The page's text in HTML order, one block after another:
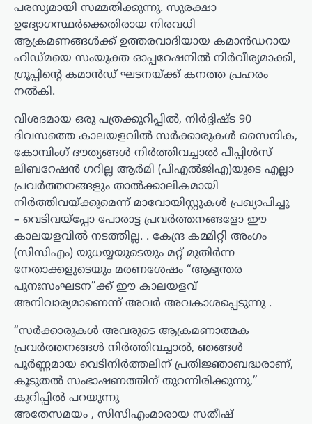
പരസ്യമായി സമ്മതിക്കുന്നു. സുരക്ഷാ
ഉദ്യോഗസ്ഥർക്കെതിരായ നിരവധി
ആക്രമണങ്ങൾക്ക് ഉത്തരവാദിയായ കമാൻഡറായ
ഹിഡ്മയെ സംയുക്ത ഓപ്പറേഷനിൽ നിർവീര്യമാക്കി,
ഗ്രൂപ്പിന്റെ കമാൻഡ് ഘടനയ്ക്ക് കനത്ത പ്രഹരം
നൽകി.
വിശദമായ ഒരു പത്രക്കുറിപ്പിൽ, നിർദ്ദിഷ്ട 90
ദിവസത്തെ കാലയളവിൽ സർക്കാരുകൾ സൈനിക,
കോമ്പിംഗ് ദൗത്യങ്ങൾ നിർത്തിവച്ചാൽ പീപ്പിൾസ്
ലിബറേഷൻ ഗറില്ല ആർമി (പി‌എൽ‌ജി‌എ)യുടെ എല്ലാ
പ്രവർത്തനങ്ങളും താൽക്കാലികമായി
നിർത്തിവയ്ക്കുമെന്ന് മാവോയിസ്റ്റുകൾ പ്രഖ്യാപിച്ചു
– വെടിവയ്പ്പോ പോരാട്ട പ്രവർത്തനങ്ങളോ ഈ
കാലയളവിൽ നടത്തില്ല. . കേന്ദ്ര കമ്മിറ്റി അംഗം
(സിസിഎം) യുധയ്യയുടെയും മറ്റ് മുതിർന്ന
നേതാക്കളുടെയും മരണശേഷം “ആഭ്യന്തര
പുനഃസംഘടന”ക്ക് ഈ കാലയളവ്
അനിവാര്യമാണെന്ന് അവർ അവകാശപ്പെടുന്നു .
“സർക്കാരുകൾ അവരുടെ ആക്രമണാത്മക
പ്രവർത്തനങ്ങൾ നിർത്തിവച്ചാൽ, ഞങ്ങൾ
പൂർണ്ണമായ വെടിനിർത്തലിന് പ്രതിജ്ഞാബദ്ധരാണ്,
കൂടുതൽ സംഭാഷണത്തിന് തുറന്നിരിക്കുന്നു,”
കുറിപ്പിൽ പറയുന്നു
അതേസമയം , സിസിഎംമാരായ സതീഷ്